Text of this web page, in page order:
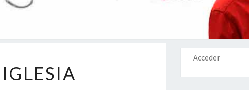
OPINIONES
ACTUALIDAD
Acceder